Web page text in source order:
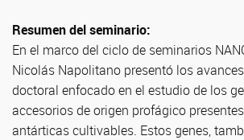
Resumen del seminario:
En el marco del ciclo de seminarios
Nicolás Napolitano presentó los
doctoral enfocado en el estudio de los
accesorios de origen profágico
antárticas cultivables. Estos genes,